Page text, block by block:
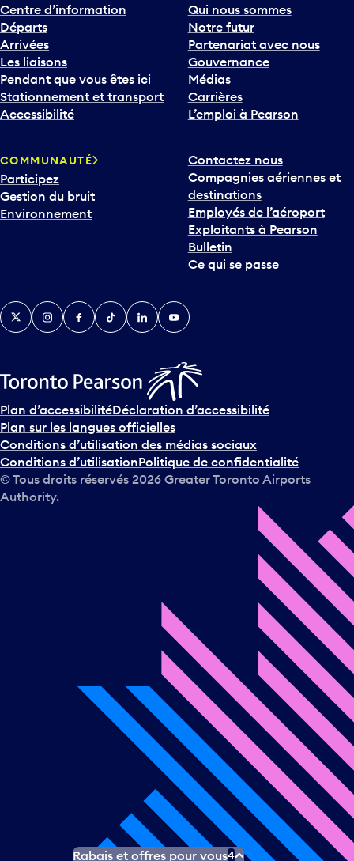
Centre d’information
Départs
Arrivées
Les liaisons
Pendant que vous êtes ici
Stationnement et transport
Accessibilité
Qui nous sommes
Notre futur
Partenariat avec nous
Gouvernance
Médias
Carrières
L’emploi à Pearson
COMMUNAUTÉ
Participez
Gestion du bruit
Environnement
Contactez nous
Compagnies aériennes et
destinations
Employés de l’aéroport
Exploitants à Pearson
Bulletin
Ce qui se passe
TwitterInstagramFacebook
TikTokLinkedInYouTube
Plan d’accessibilitéDéclaration d’accessibilité
Plan sur les langues officielles
Conditions d’utilisation des médias sociaux
Conditions d’utilisationPolitique de confidentialité
© Tous droits réservés 2026 Greater Toronto Airports
Authority.
Rabais et offres pour vous4